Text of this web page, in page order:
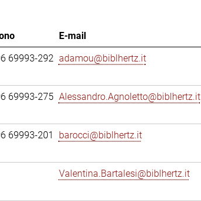
E-mail
69993-292 adamou@biblhertz.it
69993-275 Alessandro.Agnoletto@biblhertz.it
69993-201 barocci@biblhertz.it
Valentina.Bartalesi@biblhertz.it